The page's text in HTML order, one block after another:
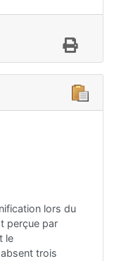
lors du
perçue par
le
trois